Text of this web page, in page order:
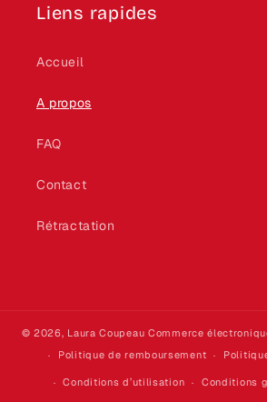
Liens rapides
Accueil
A propos
FAQ
Contact
Rétractation
© 2026, Laura Coupeau Commerce
Politique de remboursement
Conditions d’utilisation Conditions